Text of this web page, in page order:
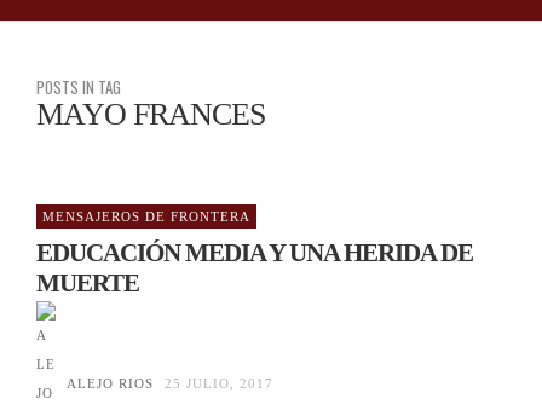
POSTS IN TAG
MAYO FRANCES
MENSAJEROS DE FRONTERA
EDUCACIÓN MEDIA Y UNA HERIDA DE
MUERTE
ALEJO RIOS 25 JULIO, 2017